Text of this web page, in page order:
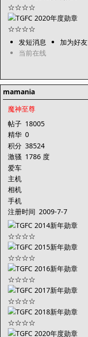
发短消息
加为好友
当前在线
mamania
魔神至尊
帖子 18005
精华 0
积分 38524
激骚 1786 度
爱车
主机
相机
手机
注册时间 2009-7-7